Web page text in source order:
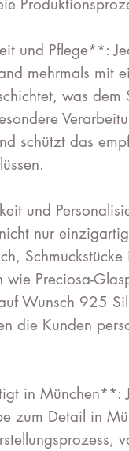
und Pflege**:
mehrmals mit
was dem
schützt das
und
nur
wie Preciosa-
Wunsch 925
die Kunden
in München**:
zum Detail in